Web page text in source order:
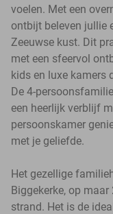
voelen. Met een
ontbijt beleven jullie
Zeeuwse kust. Dit
met een sfeervol
kids en luxe kamers
De 4-
een heerlijk verblijf
persoonskamer
met je geliefde.
Het gezellige
Biggekerke, op
strand. Het is de